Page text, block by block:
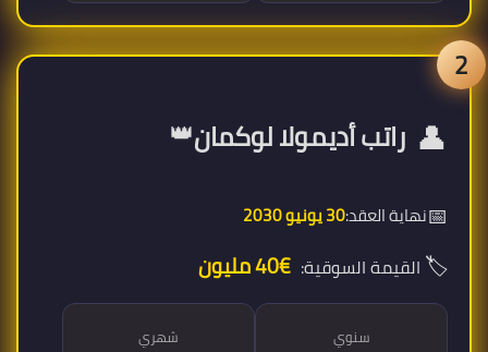
2
👤 راتب أديمولا لوكمان👑
نهاية العقد:30 يونيو 2030
🏷️القيمة السوقية:€40 مليون
سنوي شهري